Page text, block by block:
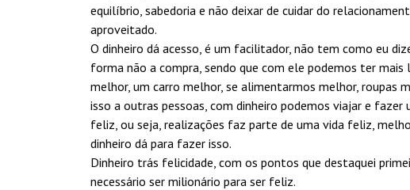
equilíbrio, sabedoria e não deixar de cuidar do
aproveitado.
O dinheiro dá acesso, é um facilitador, não tem como eu
forma não a compra, sendo que com ele podemos ter
melhor, um carro melhor, se alimentarmos melhor, roupas
isso a outras pessoas, com dinheiro podemos viajar e
feliz, ou seja, realizações faz parte de uma vida feliz,
dinheiro dá para fazer isso.
Dinheiro trás felicidade, com os pontos que destaquei
necessário ser milionário para ser feliz.